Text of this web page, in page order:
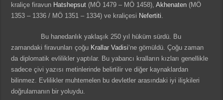
kraliçe firavun Hatshepsut (MÖ 1479 – MÖ 1458),Akhenaten (MÖ
1353 – 1336 / MÖ 1351 – 1334) ve kraliçesi Nefertiti
Bu hanedanlık yaklaşık 250 yıl hüküm sürdü. Bu
zamandaki firavunları çoğu Krallar Vadisi‘ne gömüldü. Çoğu zaman
da diplomatik evlilikler yaptılar. Bu yabancı kralların kızları genellikle
sadece çivi yazısı metinlerinde belirtilir ve diğer kaynaklardan
bilinmez. Evlilikler muhtemelen bu devletler arasındaki iyi ilişkileri
doğrulamanın bir yoluydu.